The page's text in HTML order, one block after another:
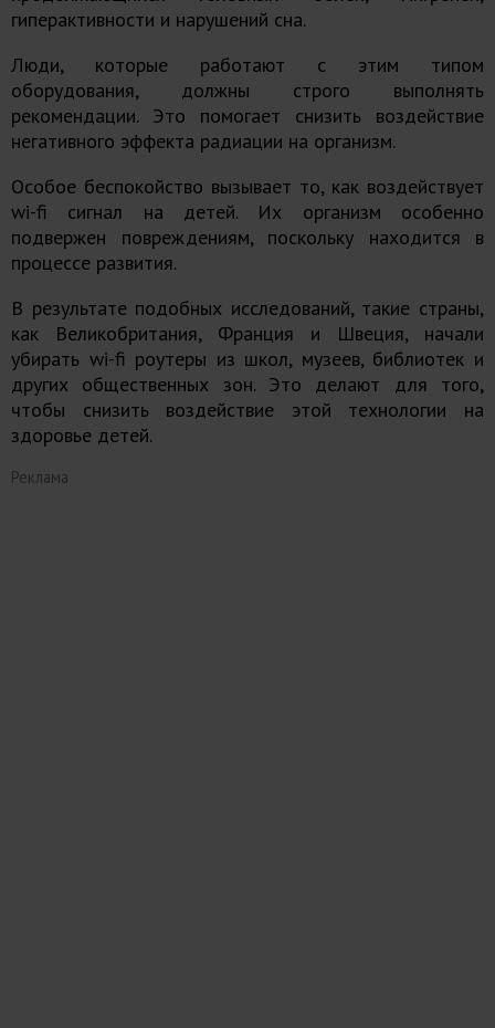
гиперактивности и нарушений сна.
Люди, которые работают с этим типом
оборудования, должны строго выполнять
рекомендации. Это помогает снизить воздействие
негативного эффекта радиации на организм.
Особое беспокойство вызывает то, как воздействует
wi-fi сигнал на детей. Их организм особенно
подвержен повреждениям, поскольку находится в
процессе развития.
В результате подобных исследований, такие страны,
как Великобритания, Франция и Швеция, начали
убирать wi-fi роутеры из школ, музеев, библиотек и
других общественных зон. Это делают для того,
чтобы снизить воздействие этой технологии на
здоровье детей.
Реклама